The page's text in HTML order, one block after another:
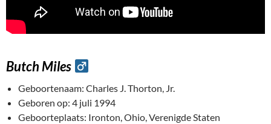
Butch Miles
Geboortenaam: Charles J. Thorton, Jr.
Geboren op: 4 juli 1994
Geboorteplaats: Ironton, Ohio, Verenigde Staten